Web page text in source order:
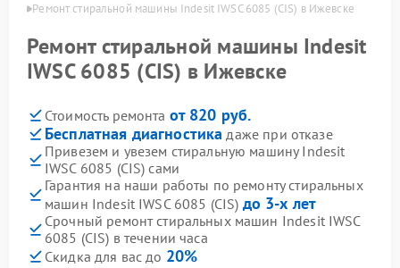
Ремонт стиральной машины Indesit IWSC 6085 (CIS) в Ижевске
Ремонт стиральной машины Indesit
IWSC 6085 (CIS) в Ижевске
Стоимость ремонта от 820 руб.
Бесплатная диагностика даже при отказе
Привезем и увезем стиральную машину Indesit
IWSC 6085 (CIS) сами
Гарантия на наши работы по ремонту стиральных
машин Indesit IWSC 6085 (CIS) до 3-х лет
Срочный ремонт стиральных машин Indesit IWSC
6085 (CIS) в течении часа
Скидка для вас до 20%